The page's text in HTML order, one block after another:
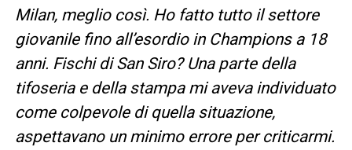
Milan, meglio così. Ho fatto tutto il settore
giovanile fino all’esordio in Champions a 18
anni. Fischi di San Siro? Una parte della
tifoseria e della stampa mi aveva individuato
come colpevole di quella situazione,
aspettavano un minimo errore per criticarmi.